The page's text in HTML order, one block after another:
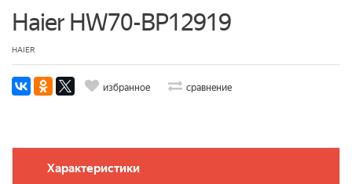
Haier HW70-BP12919
HAIER
избранное сравнение
Характеристики